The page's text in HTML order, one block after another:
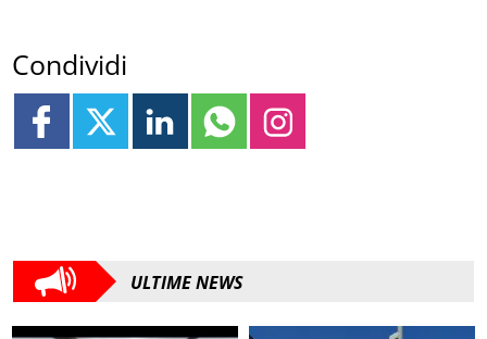
Condividi
ULTIME NEWS